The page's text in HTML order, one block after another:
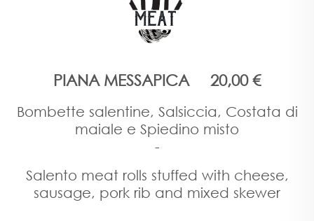
PIANA MESSAPICA 20,00 €
Bombette salentine, Salsiccia, Costata di
maiale e Spiedino misto
-
Salento meat rolls stuffed with cheese,
sausage, pork rib and mixed skewer